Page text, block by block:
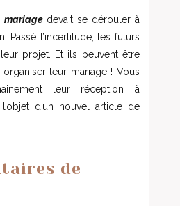
mariagedevait se dérouler à
Passé l’incertitude, les futurs
projet. Et ils peuvent être
organiser leur mariage ! Vous
leur réception à
d’un nouvel article de
de